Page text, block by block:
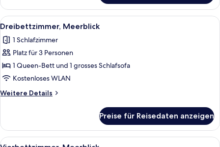
Meerblick
(2
adultos
niño)
Alle
Fotos
für
Dreibettzimmer,
Meerblick
anzeigen
Zimmersafe, Schreibtisch,
5
Dreibettzimmer, Meerblick
1 Schlafzimmer
Platz für 3 Personen
1 Queen-Bett und 1 grosses Schlafsofa
Kostenloses WLAN
Weitere Details
Weitere
Meerblick
Preise für Reisedaten anzeigen
Alle
Ein Hotelzimmer mit Bett,
4